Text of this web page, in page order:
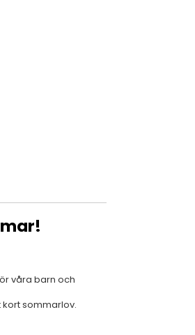
våra barn och
kort sommarlov.